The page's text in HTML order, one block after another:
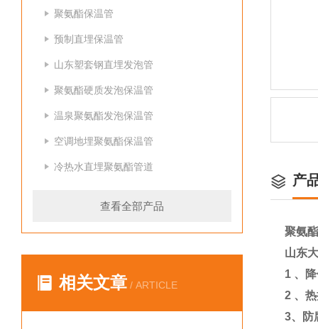
聚氨酯保温管
预制直埋保温管
山东塑套钢直埋发泡管
聚氨酯硬质发泡保温管
温泉聚氨酯发泡保温管
空调地埋聚氨酯保温管
冷热水直埋聚氨酯管道
查看全部产品
相关文章 / ARTICLE
产
聚氨
山东
1 、
2 、
3、防